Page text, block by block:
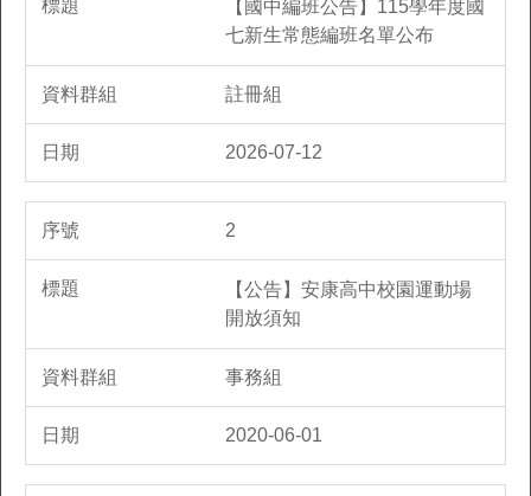
【國中編班公告】115學年度國
七新生常態編班名單公布
註冊組
2026-07-12
2
【公告】安康高中校園運動場
開放須知
事務組
2020-06-01